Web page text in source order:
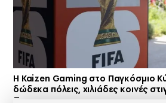
H Kaizen Gaming στο Παγκόσμιο
δώδεκα πόλεις, χιλιάδες κοινές